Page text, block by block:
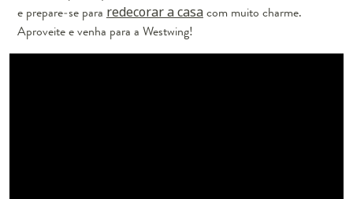
e prepare-se para redecorar a casacom muito charme.
Aproveite e venha para a Westwing!